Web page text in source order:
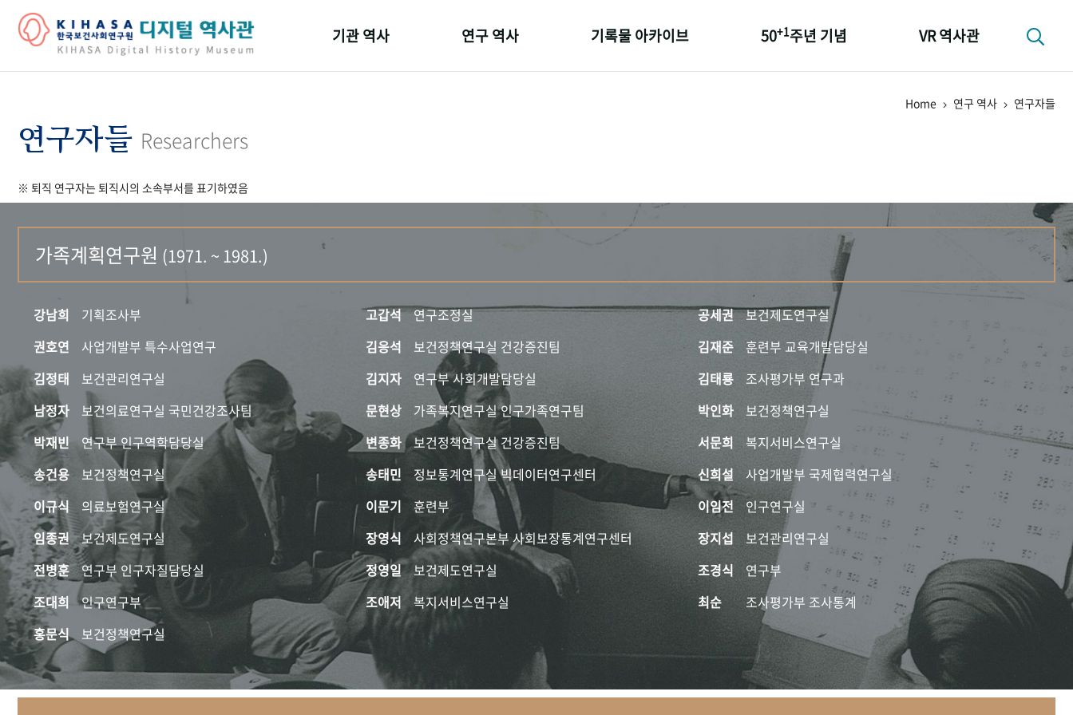
기관 역사 연구 역사 기록물 아카이브 50+1주년 기념 VR 역사관
Home 연구 역사 연구자들
연구자들 Researchers
※ 퇴직 연구자는 퇴직시의 소속부서를 표기하였음
가족계획연구원 (1971. ~ 1981.)
강남희 기획조사부 고갑석 연구조정실 공세권
보건제도연구실
권호연
사업개발부 특수사업연구 김응석 보건정책연구실 건강증진팀 김재준
훈련부 교육개발담당실
김정태
보건관리연구실 김지자 연구부 사회개발담당실 김태룡
조사평가부 연구과
남정자
보건의료연구실 국민건강조사팀 문현상 가족복지연구실 인구가족연구팀 박인화
보건정책연구실
박재빈
연구부 인구역학담당실 변종화 보건정책연구실 건강증진팀 서문희
복지서비스연구실
송건용
보건정책연구실 송태민 정보통계연구실 빅데이터연구센터 신희설
사업개발부 국제협력연구실
이규식
의료보험연구실 이문기 훈련부 이임전
인구연구실
임종권
보건제도연구실 장영식 사회정책연구본부 사회보장통계연구센터 장지섭
보건관리연구실
전병훈
연구부 인구자질담당실 정영일 보건제도연구실 조경식
연구부
조대희
인구연구부 조애저 복지서비스연구실 최순
조사평가부 조사통계
홍문식
보건정책연구실